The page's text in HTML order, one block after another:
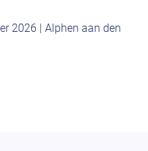
2026 | Alphen aan den